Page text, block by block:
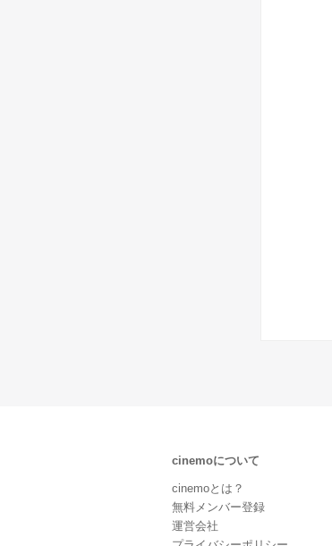
cinemoについて
cinemoとは？
無料メンバー登録
運営会社